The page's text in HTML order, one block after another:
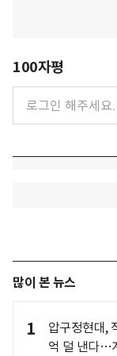
100자평
많이 본 뉴스
1
압구정현대,
억 덜 낸다…